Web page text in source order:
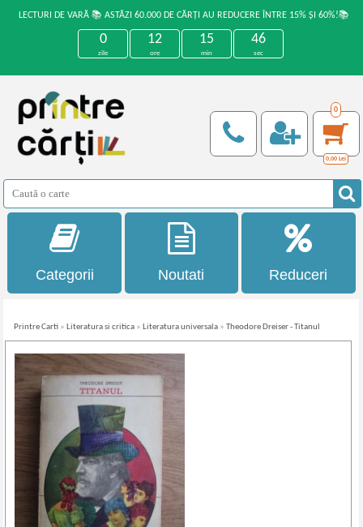
LECTURI DE VARĂ 📚 ASTĂZI 60.000 DE CĂRȚI AU REDUCERE ÎNTRE 15% ȘI 60%!📚
0
zile
12
ore
15
min
46
sec
0
0,00 Lei
Categorii Noutati Reduceri
Printre Carti » Literatura si critica » Literatura universala »Theodore Dreiser - Titanul